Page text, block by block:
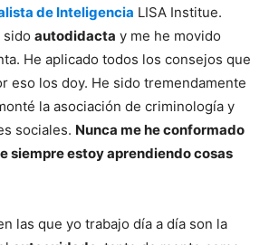
de Inteligencia LISA Institue.
sido autodidacta y me he movido
He aplicado todos los consejos que
eso los doy. He sido tremendamente
la asociación de criminología y
sociales. Nunca me he conformado
siempre estoy aprendiendo cosas
las que yo trabajo día a día son la